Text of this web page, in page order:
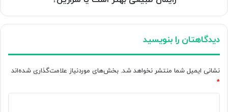
دیدگاهتان را بنویسید
نشانی ایمیل شما منتشر نخواهد شد. بخش‌های موردنیاز علامت‌گذاری شده‌اند
*